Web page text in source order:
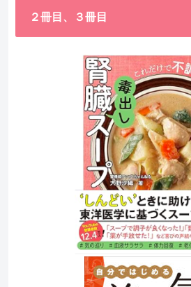
２冊目、３冊目